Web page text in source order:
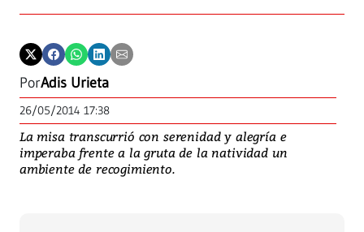
PorAdis Urieta
26/05/2014 17:38
La misa transcurrió con serenidad y alegría e
imperaba frente a la gruta de la natividad un
ambiente de recogimiento.